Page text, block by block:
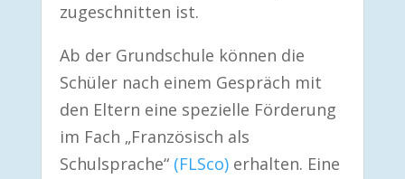
zugeschnitten ist.
Ab der Grundschule können die
Schüler nach einem Gespräch mit
den Eltern eine spezielle Förderung
im Fach „Französisch als
Schulsprache“ (FLSco)erhalten. Eine